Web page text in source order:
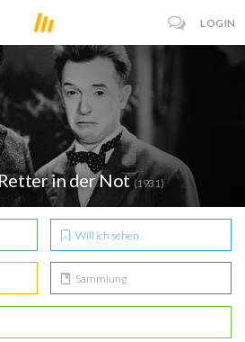
LOGIN
in der Not(1931)
Will ich sehen
Sammlung